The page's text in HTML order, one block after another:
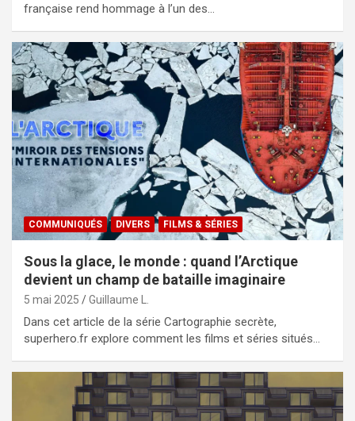
française rend hommage à l’un des…
COMMUNIQUÉS DIVERS FILMS & SÉRIES
Sous la glace, le monde : quand l’Arctique
devient un champ de bataille imaginaire
5 mai 2025 Guillaume L.
Dans cet article de la série Cartographie secrète,
superhero.fr explore comment les films et séries situés…